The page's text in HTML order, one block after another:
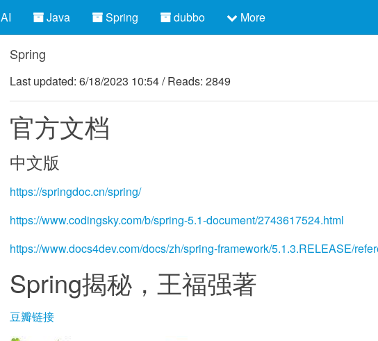
AI Java Spring dubbo More
Spring
Last updated: 6/18/2023 10:54/Reads: 2849
官方文档
中文版
https://springdoc.cn/spring/
https://www.codingsky.com/b/spring-5.1-document/2743617524.html
https://www.docs4dev.com/docs/zh/spring-framework/5.1.3.RELEASE/
Spring揭秘，王福强著
豆瓣链接